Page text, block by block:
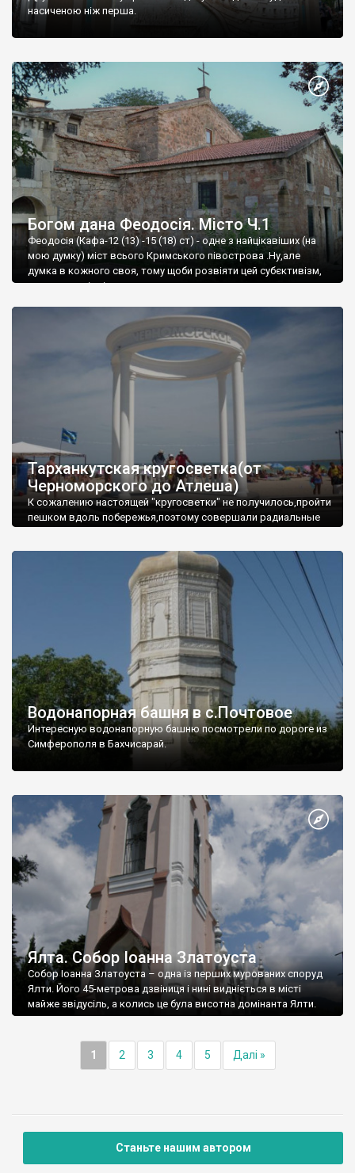
насиченою ніж перша.
Богом дана Феодосія. Місто Ч.1
Феодосія (Кафа-12 (13) -15 (18) ст) - одне з найцікавіших (на
мою думку) міст всього Кримського півострова .Ну,але
думка в кожного своя, тому щоби розвіяти цей субєктивізм,
запрошую відвідати це
Тарханкутская кругосветка(от
Черноморского до Атлеша)
К сожалению настоящей "кругосветки" не получилось,пройти
пешком вдоль побережья,поэтому совершали радиальные
Водонапорная башня в с.Почтовое
Интересную водонапорную башню посмотрели по дороге из
Симферополя в Бахчисарай.
Ялта. Собор Іоанна Златоуста
Собор Іоанна Златоуста – одна із перших мурованих споруд
Ялти. Його 45-метрова дзвіниця і нині видніється в місті
майже звідусіль, а колись це була висотна домінанта Ялти.
1 2 3 4 5 Далі »
Станьте нашим автором